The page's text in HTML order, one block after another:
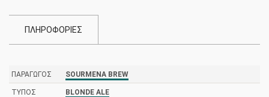
ΠΛΗΡΟΦΟΡΙΕΣ
ΠΑΡΑΓΩΓΌΣ SOURMENA BREW
ΤΎΠΟΣ BLONDE ALE